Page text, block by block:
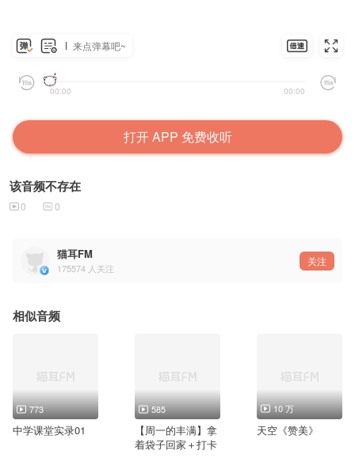
来点弹幕吧~
00:00 00:00
打开 APP 免费收听
该音频不存在
0 0
猫耳FM
175574 人关注
关注
相似音频
773
中学课堂实录01
585
【周一的丰满】拿
着袋子回家＋打卡
10 万
天空《赞美》